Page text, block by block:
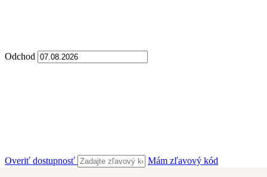
Odchod
Overiť dostupnosť Mám zľavový kód